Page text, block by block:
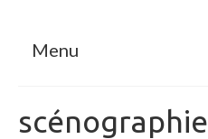
Menu
scénographie